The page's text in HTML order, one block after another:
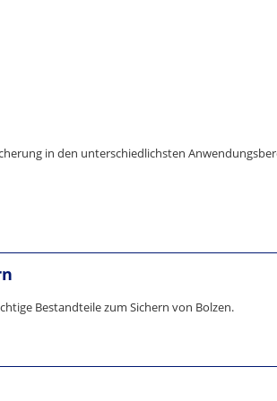
in den unterschiedlichsten
Bestandteile zum Sichern von Bolzen.